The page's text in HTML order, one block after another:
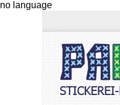
no language